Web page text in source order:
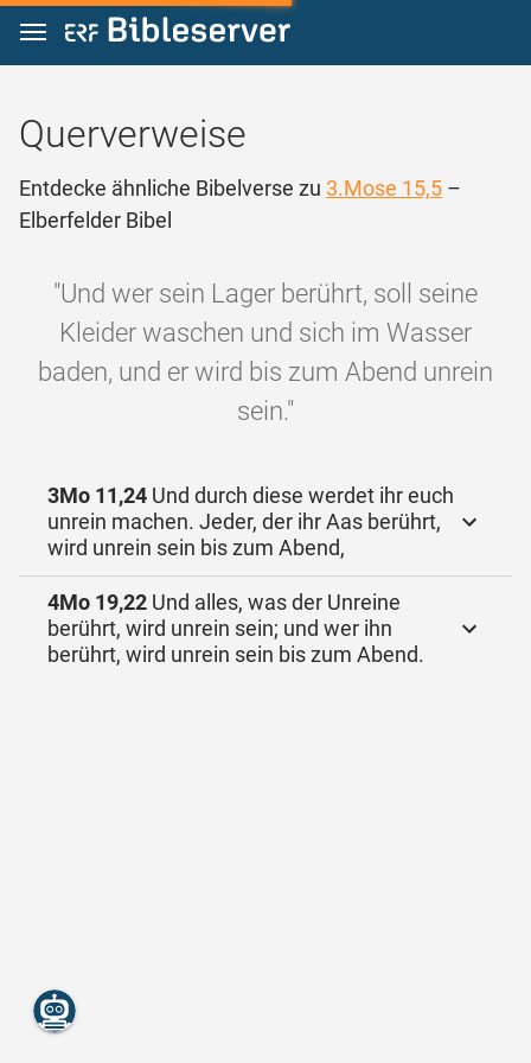
Zum Inhalt springen
Querverweise
Entdecke ähnliche Bibelverse zu 3.Mose 15,5 –
Elberfelder Bibel
"Und wer sein Lager berührt, soll seine
Kleider waschen und sich im Wasser
baden, und er wird bis zum Abend unrein
sein."
3Mo 11,24 Und durch diese werdet ihr euch
unrein machen. Jeder, der ihr Aas berührt,
wird unrein sein bis zum Abend,
4Mo 19,22 Und alles, was der Unreine
berührt, wird unrein sein; und wer ihn
berührt, wird unrein sein bis zum Abend.